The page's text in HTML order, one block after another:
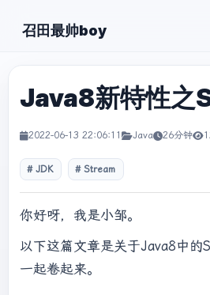
召田最帅boy
Java8新特性之
2022-06-13 22:06:11 Java 26分钟
JDK Stream
你好呀，我是小邹。
以下这篇文章是关于Java8中的
一起卷起来。